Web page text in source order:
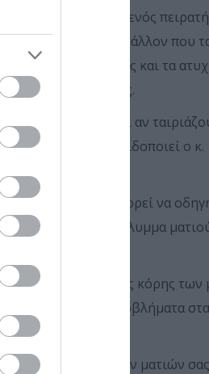
λ.χ., και το σπαθί ενός
Πόσο μάλλον που
απότομες κινήσεις και τα
υλικά όπως ο αφρός.
ημίφως. Ακόμα κι αν
μία σκάλα, προειδοποιεί ο κ.
όραση μπορεί να
φοράτε π.χ. το κάλυμμα
ή την εμφάνιση της κόρης των
σοβαρά προβλήματα
στην επιφάνεια των ματιών